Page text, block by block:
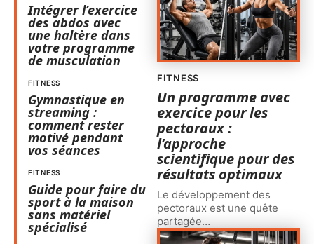
Intégrer l’exercice
des abdos avec
une haltère dans
votre programme
de musculation
FITNESS
Gymnastique en
streaming :
comment rester
motivé pendant
vos séances
FITNESS
Guide pour faire du
sport à la maison
sans matériel
spécialisé
FITNESS
Un programme avec
exercice pour les
pectoraux :
l’approche
scientifique pour des
résultats optimaux
Le développement des
pectoraux est une quête
partagée…